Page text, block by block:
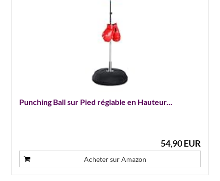
Punching Ball sur Pied réglable en Hauteur...
54,90 EUR
Acheter sur Amazon